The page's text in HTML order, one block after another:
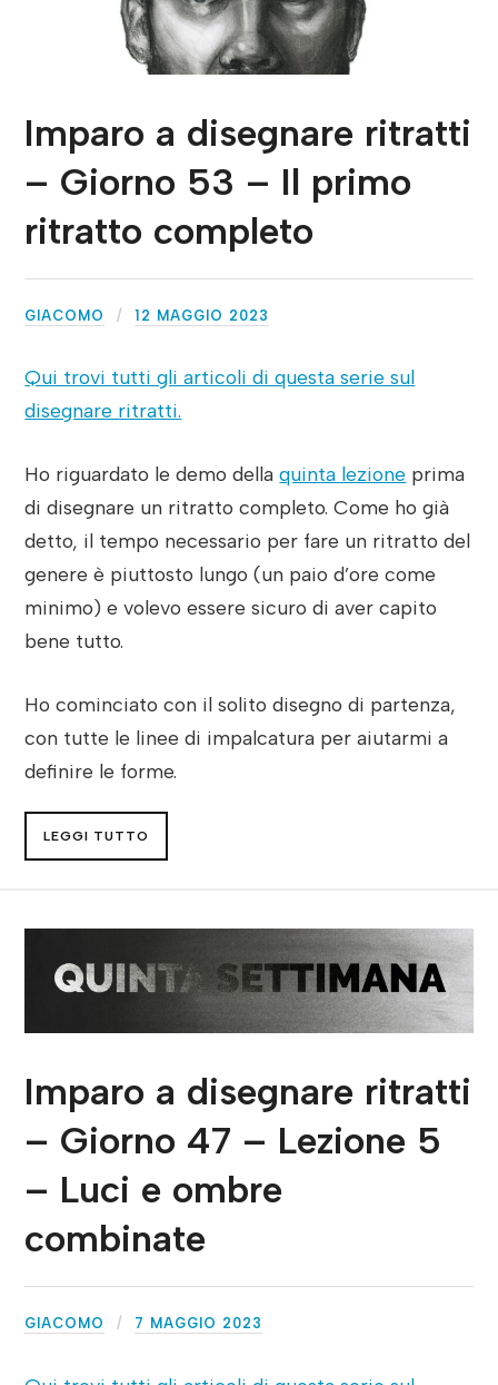
Imparo a disegnare ritratti
– Giorno 53 – Il primo
ritratto completo
GIACOMO 12 MAGGIO 2023
Qui trovi tutti gli articoli di questa serie sul
disegnare ritratti.
Ho riguardato le demo dellaquinta lezione prima
di disegnare un ritratto completo. Come ho già
detto, il tempo necessario per fare un ritratto del
genere è piuttosto lungo (un paio d’ore come
minimo) e volevo essere sicuro di aver capito
bene tutto.
Ho cominciato con il solito disegno di partenza,
con tutte le linee di impalcatura per aiutarmi a
definire le forme.
LEGGI TUTTO
Imparo a disegnare ritratti
– Giorno 47 – Lezione 5
– Luci e ombre
combinate
GIACOMO 7 MAGGIO 2023